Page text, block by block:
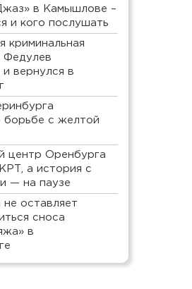
в Камышлове –
и кого послушать
криминальная
Федулев
вернулся в
борьбе с желтой
центр Оренбурга
а история с
— на паузе
не оставляет
сноса
в